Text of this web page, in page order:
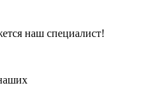
наш специалист!